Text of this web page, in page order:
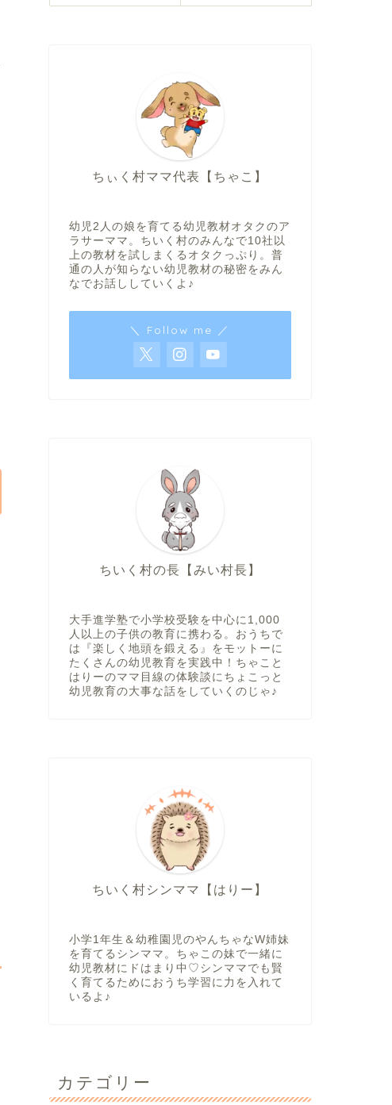
ちぃく村ママ代表【ちゃこ】
幼児2人の娘を育てる幼児教材オタクのア
ラサーママ。ちいく村のみんなで10社以
上の教材を試しまくるオタクっぷり。普
通の人が知らない幼児教材の秘密をみん
なでお話ししていくよ♪
＼ Follow me ／
ちいく村の長【みい村長】
大手進学塾で小学校受験を中心に1,000
人以上の子供の教育に携わる。おうちで
は『楽しく地頭を鍛える』をモットーに
たくさんの幼児教育を実践中！ちゃこと
はりーのママ目線の体験談にちょこっと
幼児教育の大事な話をしていくのじゃ♪
ちいく村シンママ【はりー】
小学1年生＆幼稚園児のやんちゃなW姉妹
を育てるシンママ。ちゃこの妹で一緒に
幼児教材にドはまり中♡シンママでも賢
く育てるためにおうち学習に力を入れて
いるよ♪
カテゴリー